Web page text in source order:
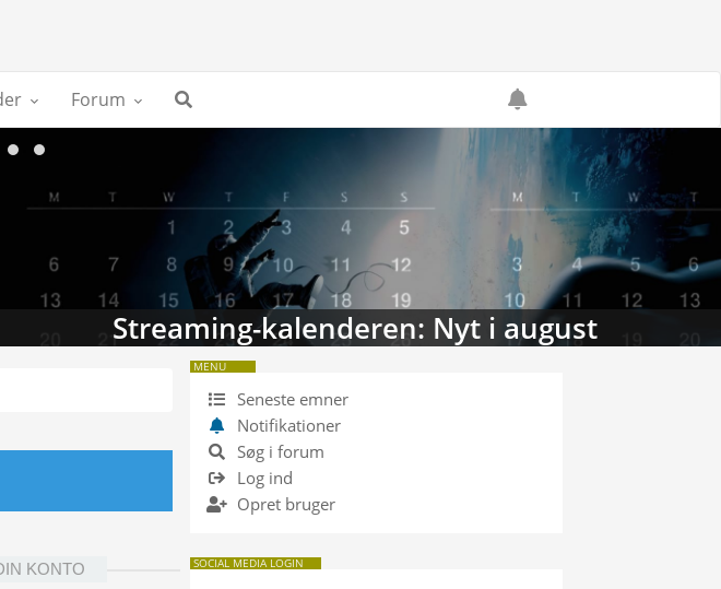
Forum
Streaming-kalenderen: Nyt i august
KONTO
MENU
Seneste emner
Notifikationer
Søg i forum
Log ind
Opret bruger
SOCIAL MEDIA LOGIN